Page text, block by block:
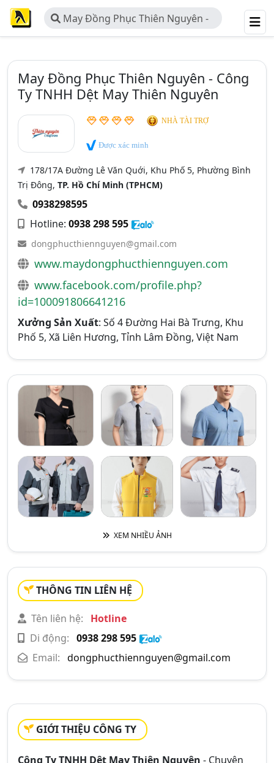
May Đồng Phục Thiên Nguyên -
Công Ty TNHH Dệt May Thiên
May Đồng Phục Thiên Nguyên - Công
Ty TNHH Dệt May Thiên Nguyên
NHÀ TÀI TRỢ
Được xác minh
178/17A Đường Lê Văn Quới, Khu Phố 5, Phường Bình
Trị Đông, TP. Hồ Chí Minh (TPHCM)
0938298595
Hotline: 0938 298 595
dongphucthiennguyen@gmail.com
www.maydongphucthiennguyen.com
www.facebook.com/profile.php?
id=100091806641216
Xưởng Sản Xuất: Số 4 Đường Hai Bà Trưng, Khu
Phố 5, Xã Liên Hương, Tỉnh Lâm Đồng, Việt Nam
XEM NHIỀU ẢNH
THÔNG TIN LIÊN HỆ
Tên liên hệ:
Hotline
Di động: 0938 298 595
Email: dongphucthiennguyen@gmail.com
GIỚI THIỆU CÔNG TY
Công Ty TNHH Dệt May Thiên Nguyên - Chuyên